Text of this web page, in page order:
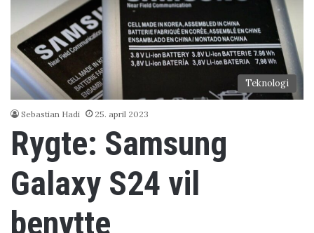
Teknologi
Sebastian Hadi 25. april 2023
Rygte: Samsung
Galaxy S24 vil
benytte